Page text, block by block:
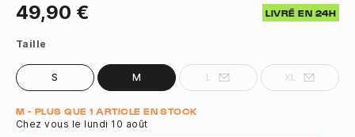
49,90 € LIVRÉ EN 24H
Taille
S M L XL
Quantité
M - PLUS QUE 1 ARTICLE EN STOCK
Chez vous le lundi 10 août